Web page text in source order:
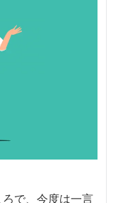
ろで、今度は一言